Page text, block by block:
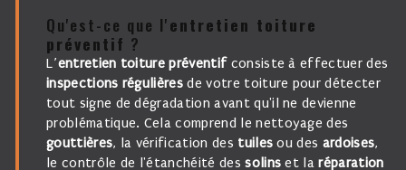
Qu'est-ce que l'entretien toiture
préventif ?
L’entretien toiture préventifconsiste à effectuer des
inspections régulières de votre toiture pour détecter
tout signe de dégradation avant qu'il ne devienne
problématique. Cela comprend le nettoyage des
gouttières, la vérification des tuiles ou des ardoises,
le contrôle de l'étanchéité dessolins et laréparation